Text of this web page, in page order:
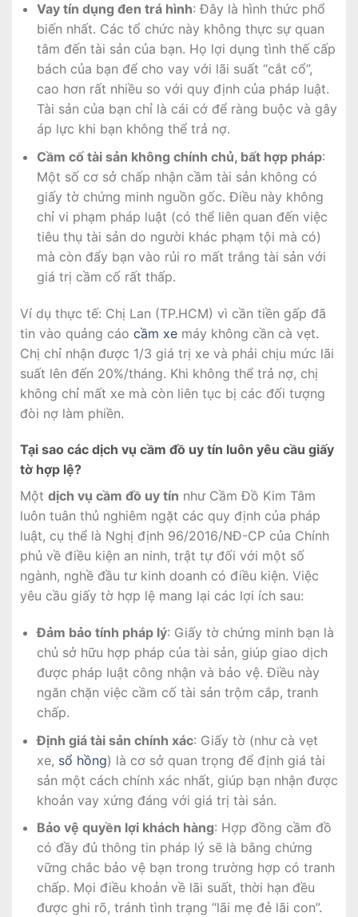
Vay tín dụng đen trá hình: Đây là hình thức phổ
biến nhất. Các tổ chức này không thực sự quan
tâm đến tài sản của bạn. Họ lợi dụng tình thế cấp
bách của bạn để cho vay với lãi suất “cắt cổ”,
cao hơn rất nhiều so với quy định của pháp luật.
Tài sản của bạn chỉ là cái cớ để ràng buộc và gây
áp lực khi bạn không thể trả nợ.
Cầm cố tài sản không chính chủ, bất hợp pháp:
Một số cơ sở chấp nhận cầm tài sản không có
giấy tờ chứng minh nguồn gốc. Điều này không
chỉ vi phạm pháp luật (có thể liên quan đến việc
tiêu thụ tài sản do người khác phạm tội mà có)
mà còn đẩy bạn vào rủi ro mất trắng tài sản với
giá trị cầm cố rất thấp.
Ví dụ thực tế: Chị Lan (TP.HCM) vì cần tiền gấp đã
tin vào quảng cáo cầm xe máy không cần cà vẹt.
Chị chỉ nhận được 1/3 giá trị xe và phải chịu mức lãi
suất lên đến 20%/tháng. Khi không thể trả nợ, chị
không chỉ mất xe mà còn liên tục bị các đối tượng
đòi nợ làm phiền.
Tại sao các dịch vụ cầm đồ uy tín luôn yêu cầu giấy
tờ hợp lệ?
Một dịch vụ cầm đồ uy tín như Cầm Đồ Kim Tâm
luôn tuân thủ nghiêm ngặt các quy định của pháp
luật, cụ thể là Nghị định 96/2016/NĐ-CP của Chính
phủ về điều kiện an ninh, trật tự đối với một số
ngành, nghề đầu tư kinh doanh có điều kiện. Việc
yêu cầu giấy tờ hợp lệ mang lại các lợi ích sau:
Đảm bảo tính pháp lý: Giấy tờ chứng minh bạn là
chủ sở hữu hợp pháp của tài sản, giúp giao dịch
được pháp luật công nhận và bảo vệ. Điều này
ngăn chặn việc cầm cố tài sản trộm cắp, tranh
chấp.
Định giá tài sản chính xác: Giấy tờ (như cà vẹt
xe, sổ hồng) là cơ sở quan trọng để định giá tài
sản một cách chính xác nhất, giúp bạn nhận được
khoản vay xứng đáng với giá trị tài sản.
Bảo vệ quyền lợi khách hàng: Hợp đồng cầm đồ
có đầy đủ thông tin pháp lý sẽ là bằng chứng
vững chắc bảo vệ bạn trong trường hợp có tranh
chấp. Mọi điều khoản về lãi suất, thời hạn đều
được ghi rõ, tránh tình trạng “lãi mẹ đẻ lãi con”.